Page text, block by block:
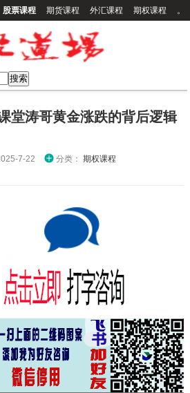
股票课程 期货课程 外汇课程 期权课程 。
堂涛哥黄金涨跌的背后逻辑
7-22 分类： 期权课程